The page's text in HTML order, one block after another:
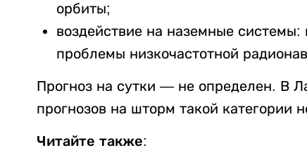
орбиты;
воздействие на наземные
проблемы низкочастотной
Прогноз на сутки — не определен. В
прогнозов на шторм такой категории
Читайте также: